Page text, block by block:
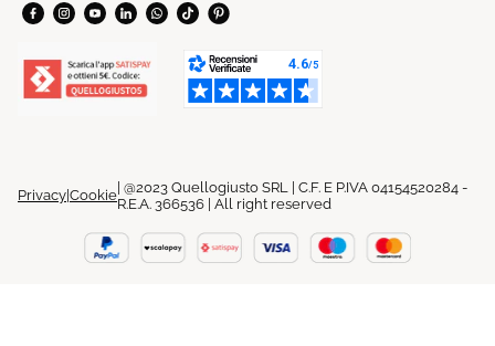
Privacy Cookie| @2023 Quellogiusto SRL | C.F. E P.IVA 04154520284 -
R.E.A. 366536 | All right reserved